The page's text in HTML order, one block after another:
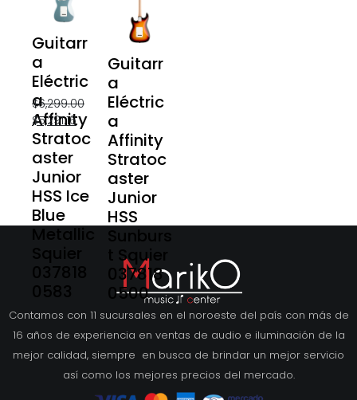
Guitarr
a
Eléctric
a
Affinity
Stratoc
aster
Junior
HSS Ice
Blue
Metallic
Squier
037818
0583
$6,299.00
$5,291.16
Guitarr
a
Eléctric
a
Affinity
Stratoc
aster
Junior
HSS
Sunburs
t Squier
037818
0500
Contamos con 11 sucursales en el noroeste del país con más de
16 años de experiencia en ventas de audio e iluminación de la
mejor calidad, siempre en busca de brindar un mejor servicio
así como los mejores precios del mercado.